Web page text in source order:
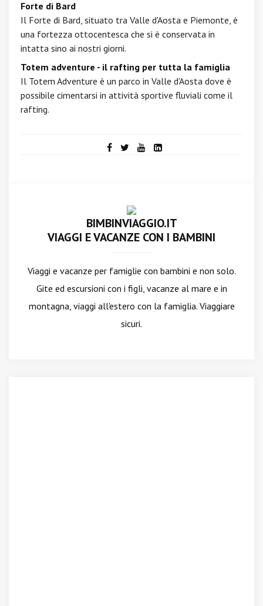
Forte di Bard
Il Forte di Bard, situato tra Valle d'Aosta e Piemonte, è
una fortezza ottocentesca che si è conservata in
intatta sino ai nostri giorni.
Totem adventure - il rafting per tutta la famiglia
Il Totem Adventure è un parco in Valle d'Aosta dove è
possibile cimentarsi in attività sportive fluviali come il
rafting.
BIMBINVIAGGIO.IT
VIAGGI E VACANZE CON I BAMBINI
Viaggi e vacanze per famiglie con bambini e non solo.
Gite ed escursioni con i figli, vacanze al mare e in
montagna, viaggi all'estero con la famiglia. Viaggiare
sicuri.